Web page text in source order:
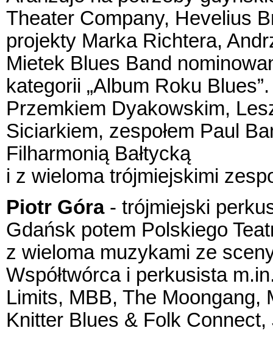
Theater Company, Hevelius
projekty Marka Richtera,
Mietek Blues Band
kategorii „Album Roku
Przemkiem Dyakowskim,
Siciarkiem, zespołem Paul
Filharmonią Bałtycką
i z wieloma trójmiejskimi
Piotr Góra- trójmiejski
Gdańsk potem Polskiego
z wieloma muzykami ze
Współtwórca i perkusista
Limits, MBB, The
Knitter Blues & Folk